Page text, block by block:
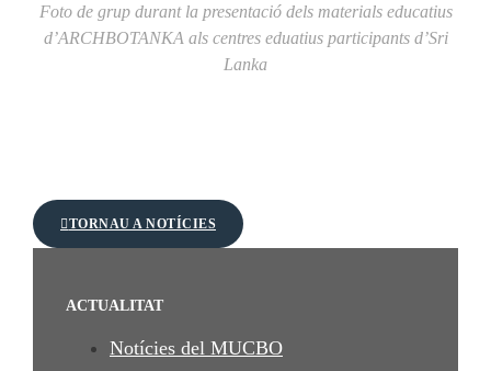
Foto de grup durant la presentació dels materials educatius
d’ARCHBOTANKA als centres eduatius participants d’Sri
Lanka
TORNAU A NOTÍCIES
ACTUALITAT
Notícies del MUCBO